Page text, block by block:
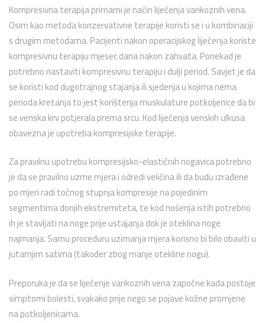
Kompresivna terapija primarni je način liječenja varikoznih vena.
Osim kao metoda konzervativne terapije koristi se i u kombinaciji
s drugim metodama. Pacijenti nakon operacijskog liječenja koriste
kompresivnu terapiju mjesec dana nakon zahvata. Ponekad je
potrebno nastaviti kompresivnu terapiju i dulji period. Savjet je da
se koristi kod dugotrajnog stajanja ili sjedenja u kojima nema
perioda kretanja to jest korištenja muskulature potkoljenice da bi
se venska krv potjerala prema srcu. Kod liječenja venskih ulkusa
obavezna je upotreba kompresijske terapije.
Za pravilnu upotrebu kompresijsko-elastičnih nogavica potrebno
je da se pravilno uzme mjera i odredi veličina ili da budu izrađene
po mjeri radi točnog stupnja kompresije na pojedinim
segmentima donjih ekstremiteta, te kod nošenja istih potrebno
ih je stavljati na noge prije ustajanja dok je oteklina noge
najmanja. Samu proceduru uzimanja mjera korisno bi bilo obaviti u
jutarnjim satima (također zbog manje otekline nogu).
Preporuka je da se liječenje varikoznih vena započne kada postoje
simptomi bolesti, svakako prije nego se pojave kožne promjene
na potkoljenicama.